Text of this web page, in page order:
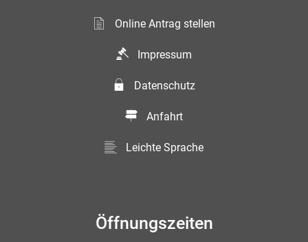
Online Antrag stellen
Impressum
Datenschutz
Anfahrt
Leichte Sprache
Öffnungszeiten